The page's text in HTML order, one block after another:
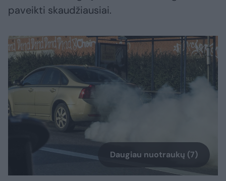
paveikti skaudžiausiai.
Daugiau nuotraukų (7)